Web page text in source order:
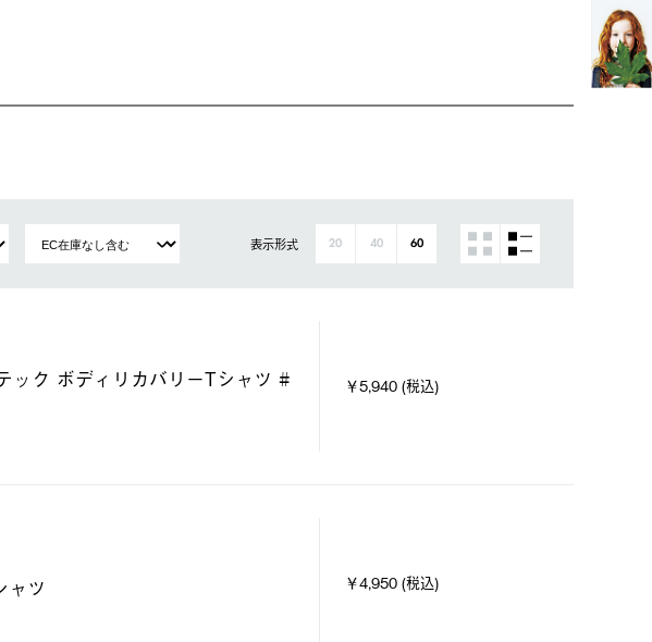
表示形式 20 40 60
ック ボディリカバリーTシャツ #
￥5,940 (税込)
ツ ￥4,950 (税込)